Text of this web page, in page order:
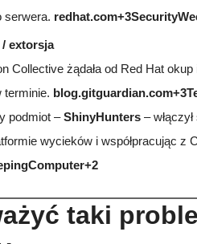
serwera.
extorsja
Collective żądała od Red Hat
terminie.
podmiot –ShinyHunters –
wycieków i współpracując z
taki